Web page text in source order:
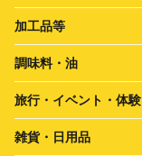
加工品等
調味料・油
旅行・イベント・体験
雑貨・日用品